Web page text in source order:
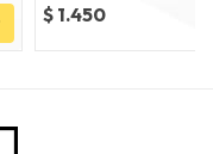
$ 1.450